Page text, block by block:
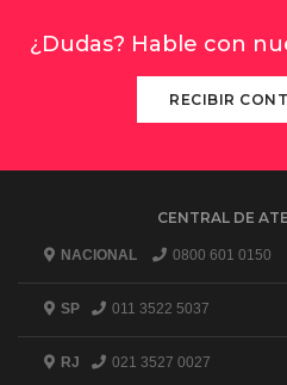
¿Dudas? Hable con
RECIBIR
CENTRAL DE
NACIONAL 0800 601 0150
SP 011 3522 5037
RJ 021 3527 0027